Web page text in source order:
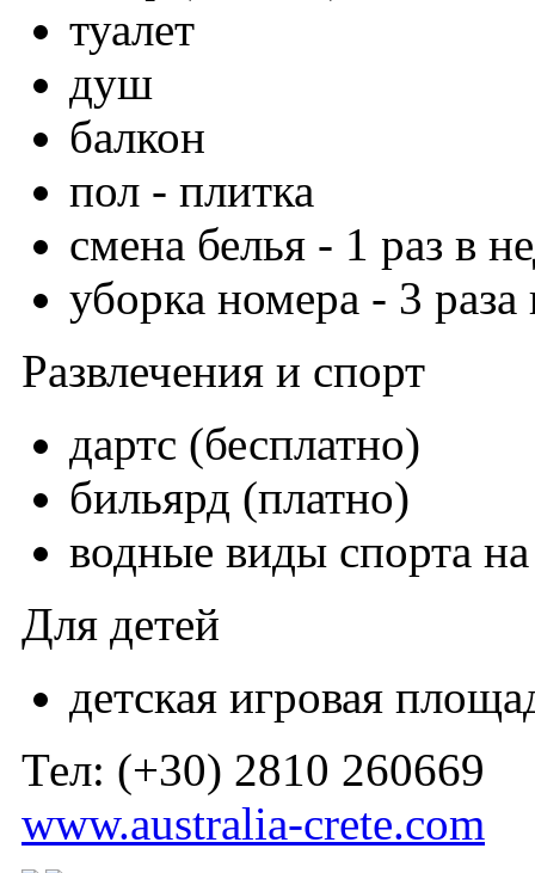
туалет
душ
балкон
пол - плитка
смена белья - 1 раз в
уборка номера - 3
Развлечения и спорт
дартс (бесплатно)
бильярд (платно)
водные виды спорта
Для детей
детская игровая
Тел: (+30) 2810 260669
www.australia-crete.com